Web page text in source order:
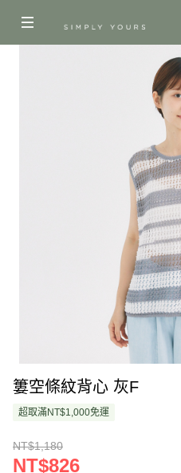
簍空條紋背心 灰F
超取滿NT$1,000免運
NT$1,180
NT$826